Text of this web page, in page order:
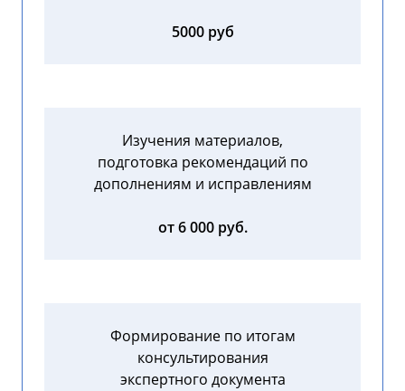
5000 руб
Изучения материалов,
подготовка рекомендаций по
дополнениям и исправлениям
от 6 000 руб.
Формирование по итогам
консультирования
экспертного документа